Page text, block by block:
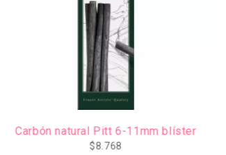
Carbón natural Pitt 6-11mm blíster
$8.768